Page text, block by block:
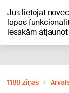
Jūs lietojat
lapas
iesakām
1188 ziņas